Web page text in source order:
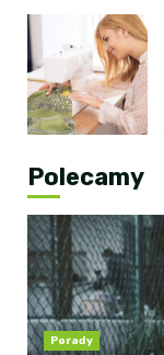
Polecamy
Porady